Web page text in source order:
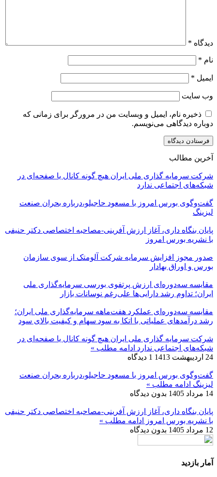
دیدگاه *
نام *
ایمیل *
وب‌ سایت
ذخیره نام، ایمیل و وبسایت من در مرورگر برای زمانی که
دوباره دیدگاهی می‌نویسم.
آخرین مطالب
شرکت سرمایه گذاری ملی ایران هیچ گونه کانال یا صفحه‌ای در
شبکه‌های اجتماعی ندارد
گفت‌وگوی بورس امروز با مسعود حاجیلو،درباره بحران صنعت
لیزینگ
پایان بنگاه داری، آغاز ارزش آفرینی-مصاحبه اختصاصی دکتر حنیفی
با نشریه بورس امروز
صدور مجوز افزایش سرمایه شرکت آلومتک از سوی سازمان
بورس و اوراق بهادار
مقایسه سه‌دوره‌ای ارزش پرتفوی بورسی سرمایه‌گذاری ملی
ایران؛ تداوم رشد دارایی‌ها علی‌رغم نوسانات بازار
مقایسه سه‌دوره‌ای عملکرد هفت‌ماهه سرمایه‌گذاری ملی ایران؛
رشد درآمدهای عملیاتی با اتکا به سود سهام و کیفیت بالای سود
شرکت سرمایه گذاری ملی ایران هیچ گونه کانال یا صفحه‌ای در
شبکه‌های اجتماعی ندارد ادامه مطلب »
24 اردیبهشت 1413
1 دیدگاه
گفت‌وگوی بورس امروز با مسعود حاجیلو،درباره بحران صنعت
لیزینگ ادامه مطلب »
14 مرداد 1405
بدون دیدگاه
پایان بنگاه داری، آغاز ارزش آفرینی-مصاحبه اختصاصی دکتر حنیفی
با نشریه بورس امروز
ادامه مطلب »
12 مرداد 1405
بدون دیدگاه
آمار بازدید